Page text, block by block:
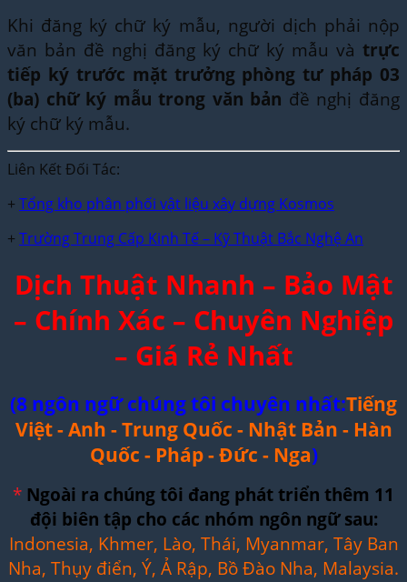
Khi đăng ký chữ ký mẫu, người dịch phải nộp
văn bản đề nghị đăng ký chữ ký mẫu và trực
tiếp ký trước mặt trưởng phòng tư pháp 03
(ba) chữ ký mẫu trong văn bản đề nghị đăng
ký chữ ký mẫu.
Liên Kết Đối Tác:
+ Tổng kho phân phối vật liệu xây dựng Kosmos
+ Trường Trung Cấp Kinh Tế – Kỹ Thuật Bắc Nghệ An
Dịch Thuật Nhanh – Bảo Mật
– Chính Xác – Chuyên Nghiệp
– Giá Rẻ Nhất
(8 ngôn ngữ chúng tôi chuyên nhất:Tiếng
Việt - Anh - Trung Quốc - Nhật Bản - Hàn
Quốc - Pháp - Đức - Nga)
* Ngoài ra chúng tôi đang phát triển thêm 11
đội biên tập cho các nhóm ngôn ngữ sau:
Indonesia, Khmer, Lào, Thái, Myanmar, Tây Ban
Nha, Thụy điển, Ý, Ả Rập, Bồ Đào Nha, Malaysia.